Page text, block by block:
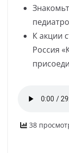
К акции
Россия
38